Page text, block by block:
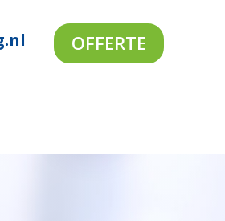
OFFERTE